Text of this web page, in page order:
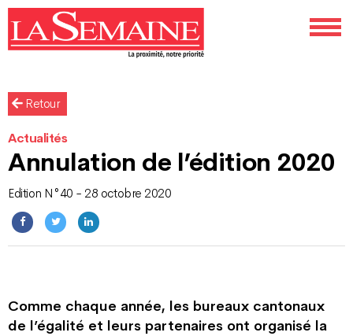
Retour
Actualités
Annulation de l’édition 2020
Edition N°40 - 28 octobre 2020
Comme chaque année, les bureaux cantonaux
de l’égalité et leurs partenaires ont organisé la